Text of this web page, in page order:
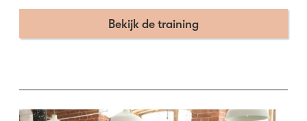
Bekijk de training